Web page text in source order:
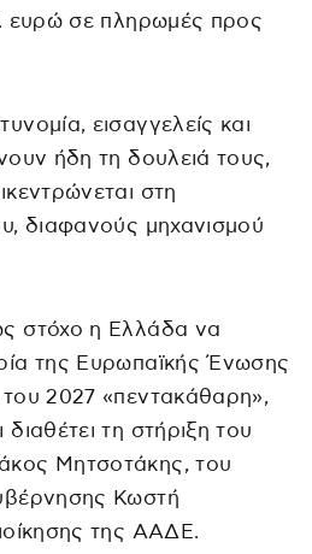
ευρώ σε πληρωμές προς
εισαγγελείς και
ήδη τη δουλειά τους,
στη
διαφανούς μηχανισμού
στόχο η Ελλάδα να
της Ευρωπαϊκής Ένωσης
2027 «πεντακάθαρη»,
τη στήριξη του
Μητσοτάκης, του
Κωστή
της ΑΑΔΕ.